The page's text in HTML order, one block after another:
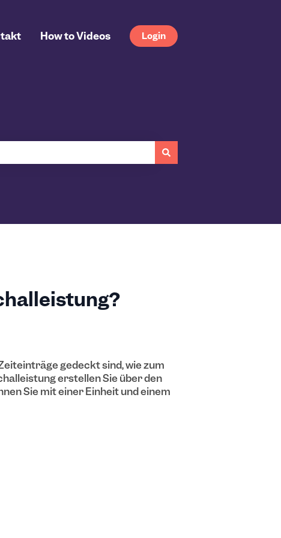
How to Videos Login
gedeckt sind, wie zum
erstellen Sie über den
Sie mit einer Einheit und einem